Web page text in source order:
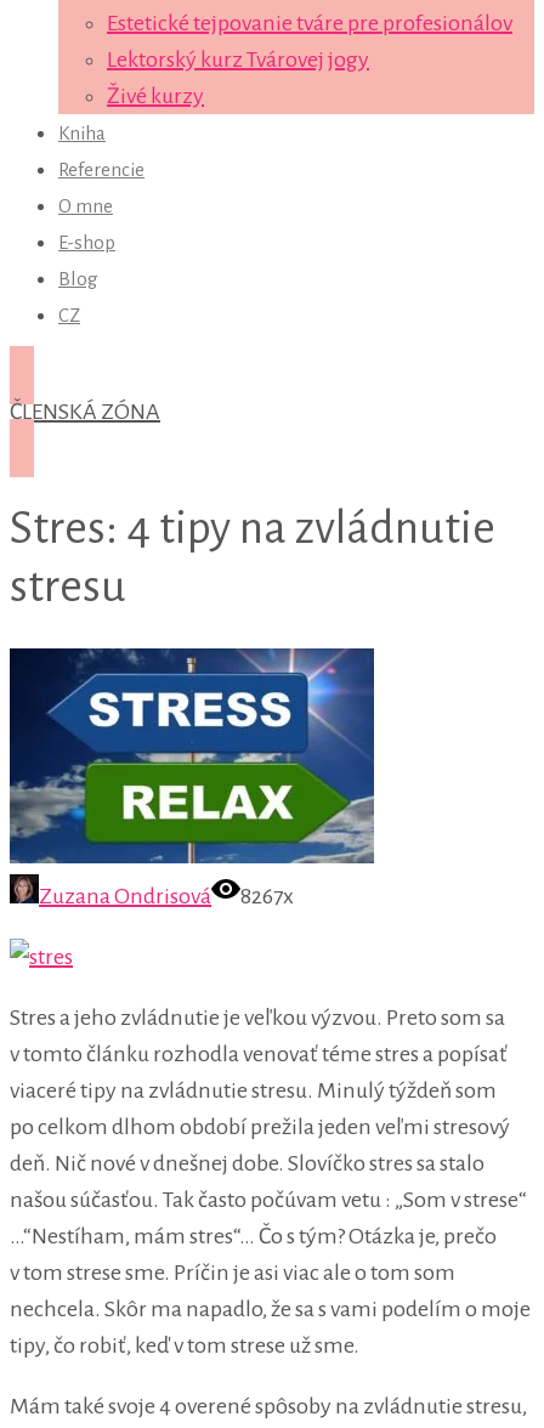
Estetické tejpovanie tváre pre profesionálov
Lektorský kurz Tvárovej jogy
Živé kurzy
Kniha
Referencie
O mne
E-shop
Blog
CZ
ČLENSKÁ ZÓNA
Stres: 4 tipy na zvládnutie
stresu
Zuzana Ondrisová 8267x
Stres a jeho zvládnutie je veľkou výzvou. Preto som sa
v tomto článku rozhodla venovať téme stres a popísať
viaceré tipy na zvládnutie stresu. Minulý týždeň som
po celkom dlhom období prežila jeden veľmi stresový
deň. Nič nové v dnešnej dobe. Slovíčko stres sa stalo
našou súčasťou. Tak často počúvam vetu : „Som v strese“
…“Nestíham, mám stres“… Čo s tým? Otázka je, prečo
v tom strese sme. Príčin je asi viac ale o tom som
nechcela. Skôr ma napadlo, že sa s vami podelím o moje
tipy, čo robiť, keď v tom strese už sme.
Mám také svoje 4 overené spôsoby na zvládnutie stresu,